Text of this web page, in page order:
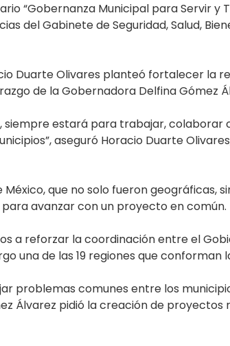
“Gobernanza Municipal para Servir y
del Gabinete de Seguridad, Salud,
Duarte Olivares planteó fortalecer la
de la Gobernadora Delfina Gómez
siempre estará para trabajar, colaborar
aseguró Horacio Duarte
que no solo fueron geográficas,
avanzar con un proyecto en común.
a reforzar la coordinación entre el
una de las 19 regiones que conforman
problemas comunes entre los
Álvarez pidió la creación de proyectos